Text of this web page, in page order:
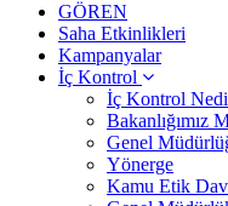
GÖREN
Saha Etkinlikleri
Kampanyalar
İç Kontrol
İç Kontrol
Bakanlığımız
Genel
Yönerge
Kamu Etik